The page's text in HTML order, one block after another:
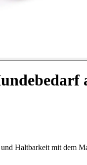
Haltbarkeit mit dem